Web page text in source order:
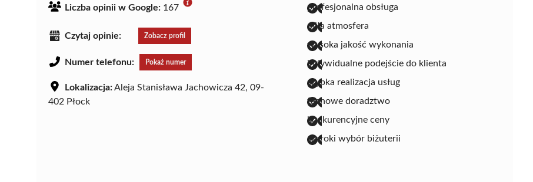
Liczba opinii w Google: 167
Czytaj opinie: Zobacz profil
Numer telefonu: Pokaż numer
Lokalizacja:Aleja Stanisława Jachowicza 42, 09-
402 Płock
profesjonalna obsługa
miła atmosfera
wysoka jakość wykonania
indywidualne podejście do klienta
szybka realizacja usług
fachowe doradztwo
konkurencyjne ceny
szeroki wybór biżuterii